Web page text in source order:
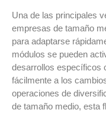
Una de las principales
empresas de tamaño
para adaptarse
módulos se pueden
desarrollos específicos
fácilmente a los
operaciones de
de tamaño medio, esta